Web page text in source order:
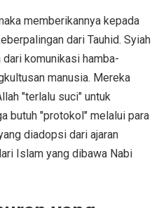
memberikannya kepada
dari Tauhid. Syiah
komunikasi hamba-
manusia. Mereka
"terlalu suci" untuk
butuh "protokol" melalui para
diadopsi dari ajaran
Islam yang dibawa Nabi